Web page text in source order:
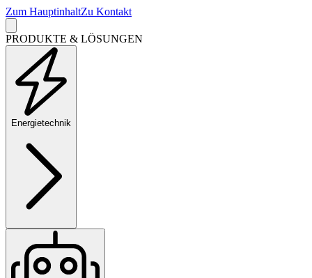
Zum HauptinhaltZu Kontakt
PRODUKTE & LÖSUNGEN
Energietechnik